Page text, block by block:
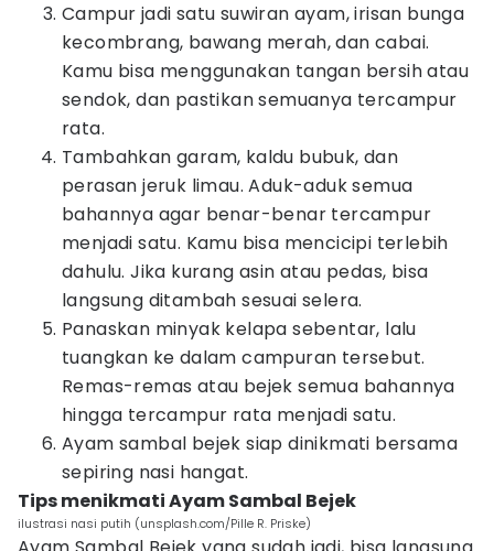
Campur jadi satu suwiran ayam, irisan bunga
kecombrang, bawang merah, dan cabai.
Kamu bisa menggunakan tangan bersih atau
sendok, dan pastikan semuanya tercampur
rata.
Tambahkan garam, kaldu bubuk, dan
perasan jeruk limau. Aduk-aduk semua
bahannya agar benar-benar tercampur
menjadi satu. Kamu bisa mencicipi terlebih
dahulu. Jika kurang asin atau pedas, bisa
langsung ditambah sesuai selera.
Panaskan minyak kelapa sebentar, lalu
tuangkan ke dalam campuran tersebut.
Remas-remas atau bejek semua bahannya
hingga tercampur rata menjadi satu.
Ayam sambal bejek siap dinikmati bersama
sepiring nasi hangat.
Tips menikmati Ayam Sambal Bejek
ilustrasi nasi putih (unsplash.com/Pille R. Priske)